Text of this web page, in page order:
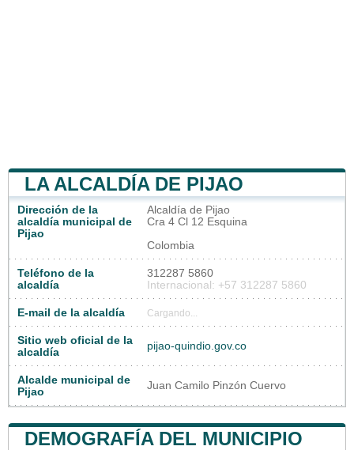
LA ALCALDÍA DE PIJAO
Dirección de la
alcaldía municipal de
Pijao
Alcaldía de Pijao
Cra 4 Cl 12 Esquina
Colombia
Teléfono de la
alcaldía
312287 5860
Internacional: +57 312287 5860
E-mail de la alcaldía Cargando...
Sitio web oficial de la
alcaldía
pijao-quindio.gov.co
Alcalde municipal de
Pijao
Juan Camilo Pinzón Cuervo
DEMOGRAFÍA DEL MUNICIPIO